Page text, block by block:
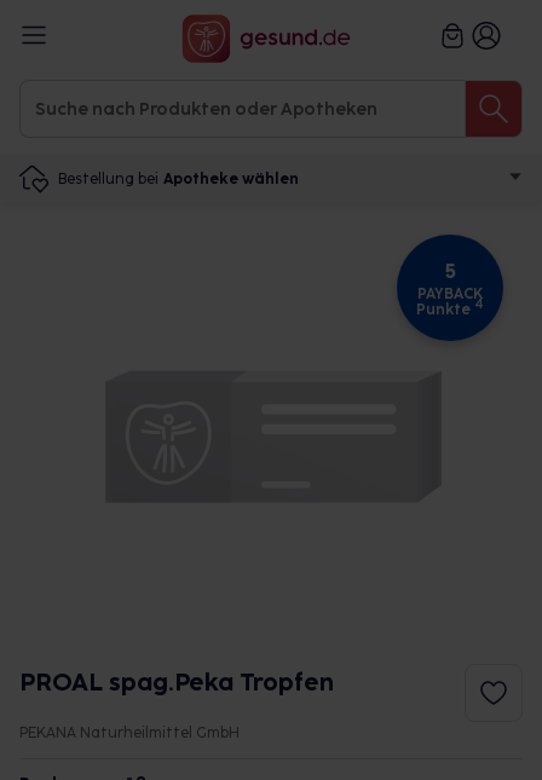
Bestellung bei Apotheke wählen
5
PAYBACK
Punkte 4
PROAL spag.Peka Tropfen
PEKANA Naturheilmittel GmbH